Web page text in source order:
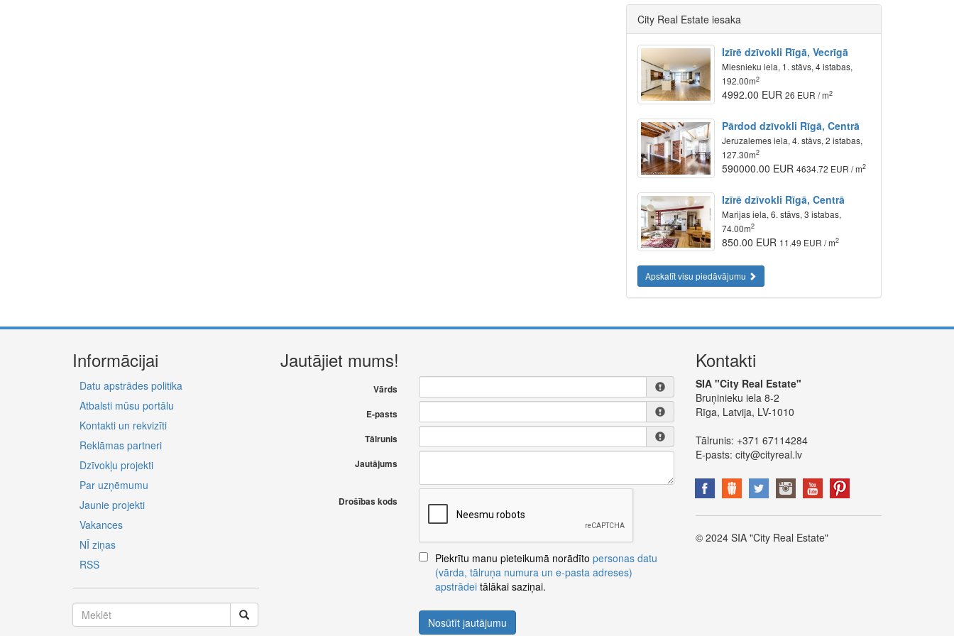
City Real Estate iesaka
Izīrē dzīvokli Rīgā, Vecrīgā
Miesnieku iela, 1. stāvs, 4 istabas,
192.00m2
4992.00 EUR26 EUR / m2
Pārdod dzīvokli Rīgā, Centrā
Jeruzalemes iela, 4. stāvs, 2 istabas,
127.30m2
590000.00 EUR4634.72 EUR / m2
Izīrē dzīvokli Rīgā, Centrā
Marijas iela, 6. stāvs, 3 istabas,
74.00m2
850.00 EUR 11.49 EUR / m2
Apskatīt visu piedāvājumu
Informācijai
Datu apstrādes politika
Atbalsti mūsu portālu
Kontakti un rekvizīti
Reklāmas partneri
Dzīvokļu projekti
Par uzņēmumu
Jaunie projekti
Vakances
NĪ ziņas
RSS
Jautājiet mums!
Vārds
E-pasts
Tālrunis
Jautājums
Drošības kods
Piekrītu manu pieteikumā norādīto personas datu
(vārda, tālruņa numura un e-pasta adreses)
apstrādeitālākai saziņai.
Nosūtīt jautājumu
Kontakti
SIA "City Real Estate"
Bruņinieku iela 8-2
Rīga, Latvija, LV-1010
Tālrunis: +371 67114284
E-pasts: city@cityreal.lv
© 2024 SIA "City Real Estate"